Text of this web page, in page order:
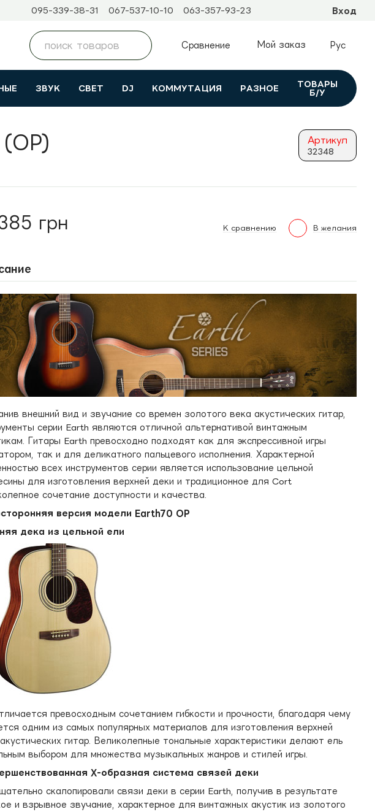
095-339-38-31 067-537-10-10 063-357-93-23 Вход
Сравнение Мой заказ Рус
ЗВУК СВЕТ DJ КОММУТАЦИЯ РАЗНОЕ
ТОВАРЫ
Б/У
Артикул
32348
грн К сравнению В желания
внешний вид и звучание со времен золотого века акустических гитар,
серии Earth являются отличной альтернативой винтажным
Гитары Earth превосходно подходят как для экспрессивной игры
так и для деликатного пальцевого исполнения. Характерной
всех инструментов серии является использование цельной
для изготовления верхней деки и традиционное для Cort
сочетание доступности и качества.
версия модели Earth70 OP
дека из цельной ели
превосходным сочетанием гибкости и прочности, благодаря чему
одним из самых популярных материалов для изготовления верхней
гитар. Великолепные тональные характеристики делают ель
выбором для множества музыкальных жанров и стилей игры.
X-образная система связей деки
скалопировали связи деки в серии Earth, получив в результате
и взрывное звучание, характерное для винтажных акустик из золотого